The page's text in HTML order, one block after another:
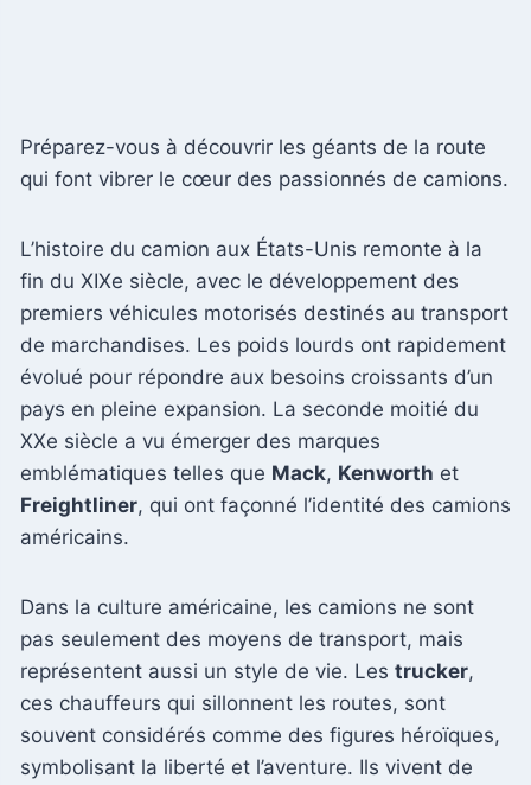
Préparez-vous à découvrir les géants de la route
qui font vibrer le cœur des passionnés de camions.
L’histoire du camion aux États-Unis remonte à la
fin du XIXe siècle, avec le développement des
premiers véhicules motorisés destinés au transport
de marchandises. Les poids lourds ont rapidement
évolué pour répondre aux besoins croissants d’un
pays en pleine expansion. La seconde moitié du
XXe siècle a vu émerger des marques
emblématiques telles que Mack, Kenworth et
Freightliner, qui ont façonné l’identité des camions
américains.
Dans la culture américaine, les camions ne sont
pas seulement des moyens de transport, mais
représentent aussi un style de vie. Les trucker,
ces chauffeurs qui sillonnent les routes, sont
souvent considérés comme des figures héroïques,
symbolisant la liberté et l’aventure. Ils vivent de